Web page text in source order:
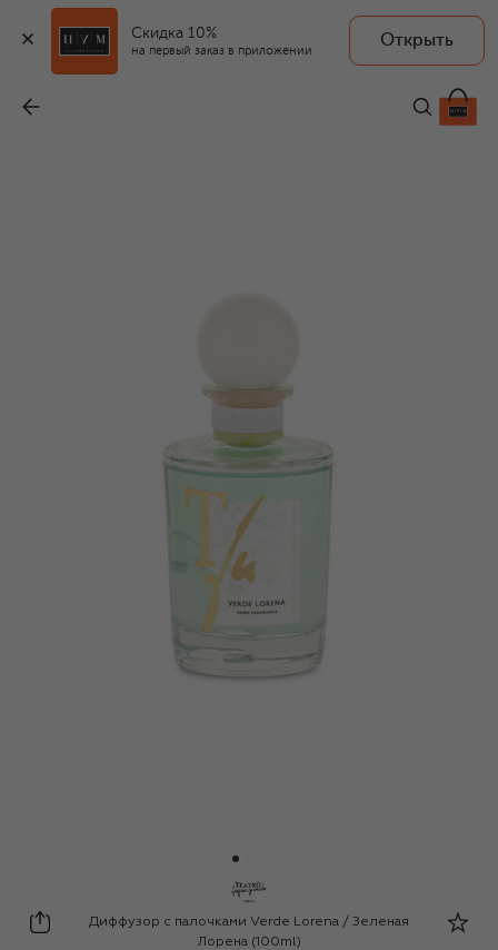
Скидка 10%
на первый заказ в приложении
Открыть
5 500 ₽
TEATRO
Диффузор с палочками Verde Lorena / Зеленая
Лорена (100ml)